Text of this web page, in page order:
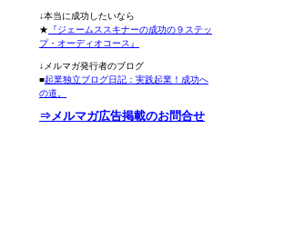
↓本当に成功したいなら
★ 『ジェームススキナーの成功の９ステッ
プ・オーディオコース』
↓メルマガ発行者のブログ
■起業独立ブログ日記：実践起業！成功へ
の道。
⇒メルマガ広告掲載のお問合せ